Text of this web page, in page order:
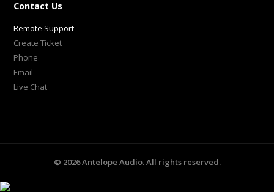
Contact Us
Remote Support
Create Ticket
Phone
Email
Live Chat
© 2026Antelope Audio. All rights reserved.